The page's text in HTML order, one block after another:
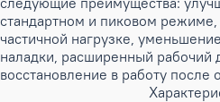
стандартном и пиковом
частичной нагрузке,
наладки, расширенный рабочий
восстановление в работу после